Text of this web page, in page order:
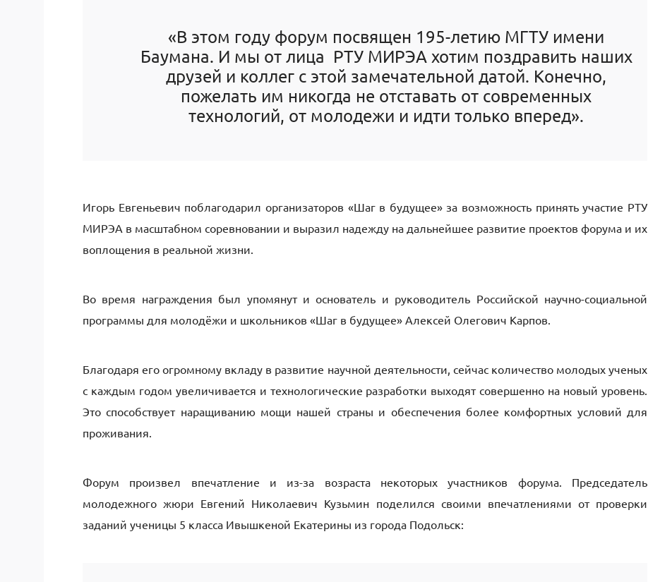
«В этом году форум посвящен 195-летию МГТУ имени
Баумана. И мы от лица РТУ МИРЭА хотим поздравить наших
друзей и коллег с этой замечательной датой. Конечно,
пожелать им никогда не отставать от современных
технологий, от молодежи и идти только вперед».
Игорь Евгеньевич поблагодарил организаторов «Шаг в будущее» за возможность принять участие РТУ
МИРЭА в масштабном соревновании и выразил надежду на дальнейшее развитие проектов форума и их
воплощения в реальной жизни.
Во время награждения был упомянут и основатель и руководитель Российской научно-социальной
программы для молодёжи и школьников «Шаг в будущее» Алексей Олегович Карпов.
Благодаря его огромному вкладу в развитие научной деятельности, сейчас количество молодых ученых
с каждым годом увеличивается и технологические разработки выходят совершенно на новый уровень.
Это способствует наращиванию мощи нашей страны и обеспечения более комфортных условий для
проживания.
Форум произвел впечатление и из-за возраста некоторых участников форума. Председатель
молодежного жюри Евгений Николаевич Кузьмин поделился своими впечатлениями от проверки
заданий ученицы 5 класса Ивышкеной Екатерины из города Подольск: